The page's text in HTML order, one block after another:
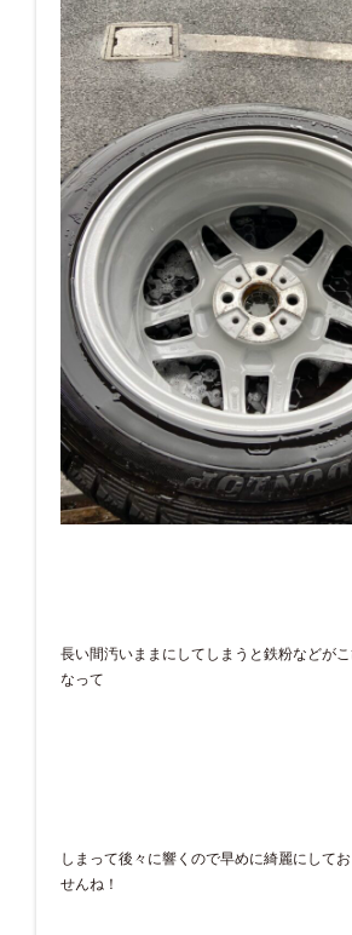
長い間汚いままにしてしまうと鉄粉などが
なって
しまって後々に響くので早めに綺麗にして
せんね！